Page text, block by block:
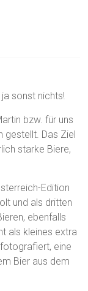
ja sonst nichts!
bzw. für uns
gestellt. Das Ziel
starke Biere,
Edition
und als dritten
ebenfalls
als kleines extra
eine
Bier aus dem